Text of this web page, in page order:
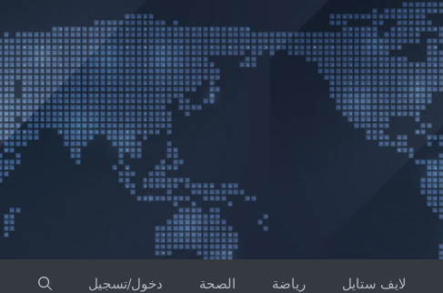
لايف ستايل رياضة الصحة دخول/تسجيل